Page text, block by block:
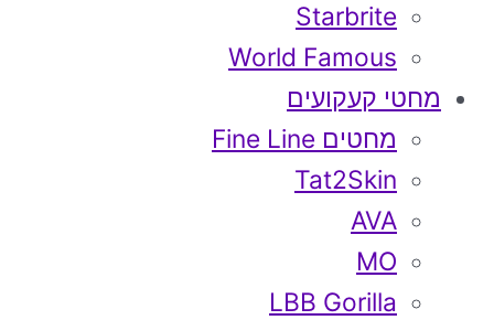
Starbrite
World Famous
מחטי קעקועים
מחטים Fine Line
Tat2Skin
AVA
MO
LBB Gorilla